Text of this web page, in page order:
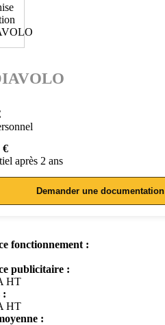
€
après 2 ans
Demander une documentation
fonctionnement :
publicitaire :
HT
:
HT
: